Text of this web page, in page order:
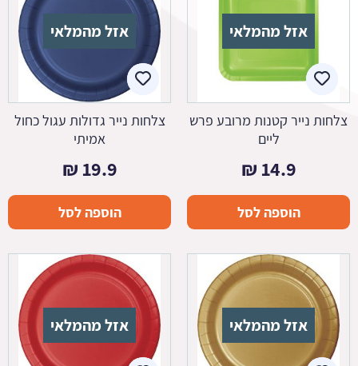
אזל מהמלאי
צלחות נייר קטנות מרובע פרש
ליים
14.9
₪
הוספה לסל
אזל מהמלאי
צלחות נייר גדולות עגול כחול
אמיתי
19.9
₪
הוספה לסל
אזל מהמלאי אזל מהמלאי